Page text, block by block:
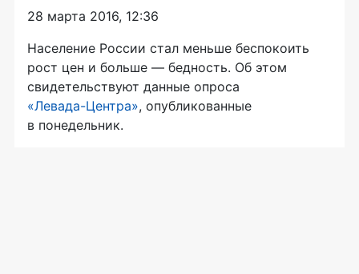
28 марта 2016, 12:36
Население России стал меньше беспокоить
рост цен и больше — бедность. Об этом
свидетельствуют данные опроса
«Левада-Центра», опубликованные
в понедельник.